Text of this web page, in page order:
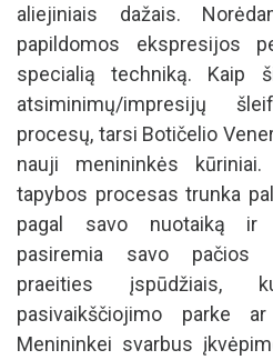
aliejiniais dažais.
papildomos ekspresijos
specialią techniką. Kaip
atsiminimų/impresijų
procesų, tarsi Botičelio
nauji menininkės
tapybos procesas trunka
pagal savo nuotaiką ir
pasiremia savo pačios
praeities įspūdžiais,
pasivaikščiojimo parke
Menininkei svarbus